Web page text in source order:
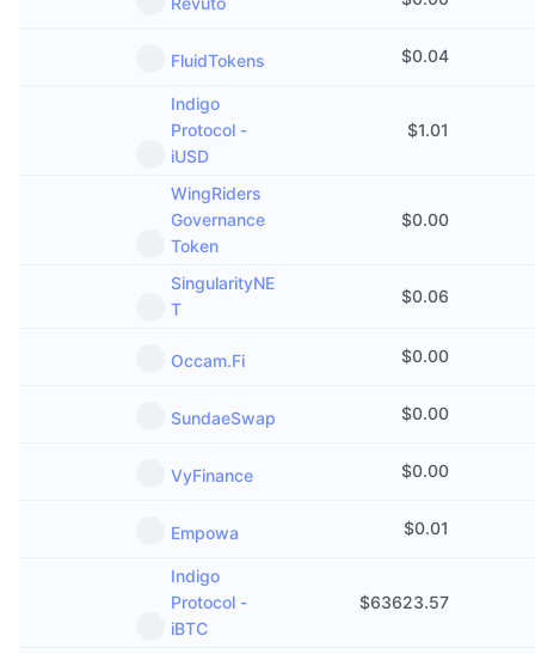
ICOカレンダー
イベントカレンダー
FluidTokens $0.04
Indigo
Protocol -
iUSD
$1.01
WingRiders
Governance
Token
$0.00
SingularityNE
T
$0.06
Occam.Fi $0.00
SundaeSwap $0.00
VyFinance $0.00
Empowa $0.01
Indigo
Protocol -
iBTC
$63623.57